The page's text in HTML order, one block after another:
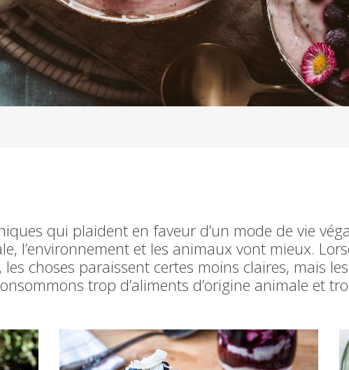
qui plaident en faveur d’un mode de vie
l’environnement et les animaux vont mieux.
choses paraissent certes moins claires, mais
trop d’aliments d’origine animale et